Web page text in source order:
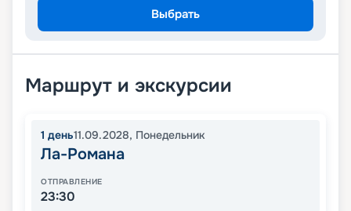
Выбрать
Маршрут и экскурсии
1 день11.09.2028, Понедельник
Ла-Романа
ОТПРАВЛЕНИЕ
23:30